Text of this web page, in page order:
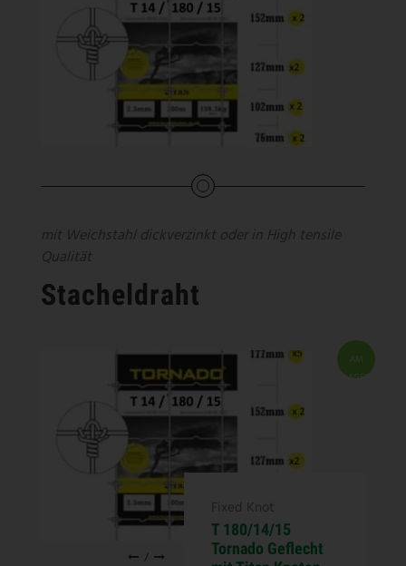
mit Weichstahl dickverzinkt oder in High tensile
Qualität
Stacheldraht
AM
LAGER
/
Fixed Knot
T 180/14/15
Tornado Geflecht